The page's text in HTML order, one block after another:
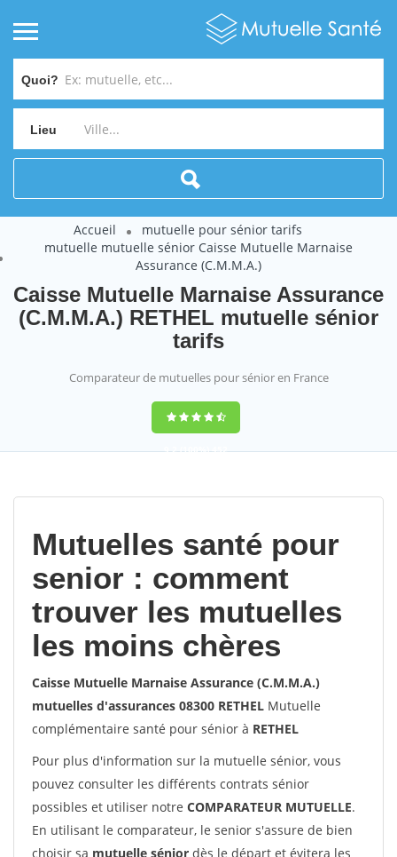
Quoi?
Lieu
Accueil
mutuelle pour sénior tarifs
mutuelle mutuelle sénior Caisse Mutuelle Marnaise
Assurance (C.M.M.A.)
Caisse Mutuelle Marnaise Assurance
(C.M.M.A.) RETHEL mutuelle sénior
tarifs
Comparateur de mutuelles pour sénior en France
9,2(100%)452
Mutuelles santé pour
senior : comment
trouver les mutuelles
les moins chères
Caisse Mutuelle Marnaise Assurance (C.M.M.A.)
mutuelles d'assurances 08300 RETHEL Mutuelle
complémentaire santé pour sénior à RETHEL
Pour plus d'information sur la mutuelle sénior, vous
pouvez consulter les différents contrats sénior
possibles et utiliser notre COMPARATEUR MUTUELLE.
En utilisant le comparateur, le senior s'assure de bien
choisir sa mutuelle sénior dès le départ et évitera les